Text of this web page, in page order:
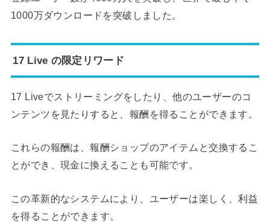
1000万ダウンロードを突破しました。
17 Live の限定リワード
17 Liveでストリーミングをしたり、他のユーザーのコ
ンテンツを見たりすると、報酬を得ることができます。
これらの報酬は、報酬ショップのアイテムと交換するこ
とができ、現金に換えることも可能です。
この革新的なシステムにより、ユーザーは楽しく、利益
を得ることができます。